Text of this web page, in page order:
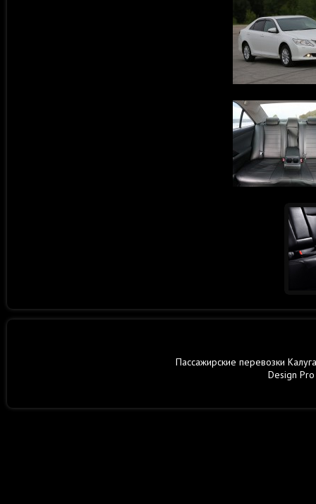
Пассажирские перевозки
Design